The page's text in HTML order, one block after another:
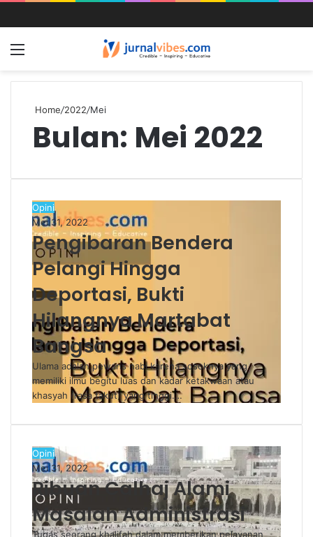
Home/2022/Mei
Bulan: Mei 2022
Opini
Mei 31, 2022
Pengibaran Bendera
Pelangi Hingga
Deportasi, Bukti
Hilangnya Martabat
Bangsa
Ulama adalah pewaris nabi karena sosoknya yang
memiliki ilmu begitu luas dan kadar ketakwaan atau
khasyah (rasa takut) yang tinggi.…
Opini
Mei 31, 2022
Ribuan Calhaj Alami
Masalah Administrasi
Tugas seorang khalifah dalam memberikan pelayanan